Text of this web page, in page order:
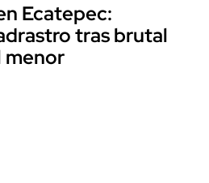
Ecatepec:
tras brutal
menor